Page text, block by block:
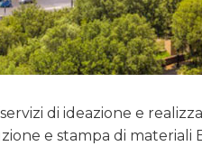
di ideazione e
e stampa di materiali